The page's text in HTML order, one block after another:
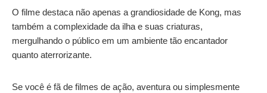
O filme destaca não apenas a grandiosidade de Kong, mas
também a complexidade da ilha e suas criaturas,
mergulhando o público em um ambiente tão encantador
quanto aterrorizante.
Se você é fã de filmes de ação, aventura ou simplesmente